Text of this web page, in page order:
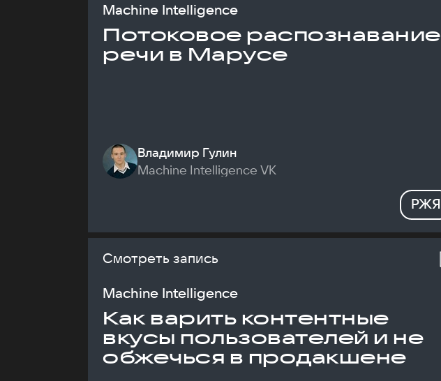
Machine Intelligence
Потоковое распознавание
речи в Марусе
Владимир Гулин
Machine Intelligence VK
РЖЯ
Смотреть запись
Machine Intelligence
Как варить контентные
вкусы пользователей и не
обжечься в продакшене